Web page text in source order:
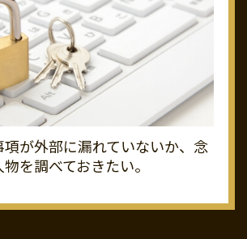
が外部に漏れていないか、念
を調べておきたい。